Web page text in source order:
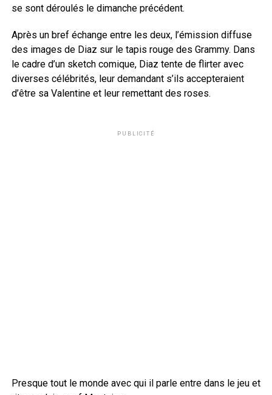
se sont déroulés le dimanche précédent.
Après un bref échange entre les deux, l’émission diffuse
des images de Diaz sur le tapis rouge des Grammy. Dans
le cadre d’un sketch comique, Diaz tente de flirter avec
diverses célébrités, leur demandant s’ils accepteraient
d’être sa Valentine et leur remettant des roses.
PUBLICITÉ
Presque tout le monde avec qui il parle entre dans le jeu et